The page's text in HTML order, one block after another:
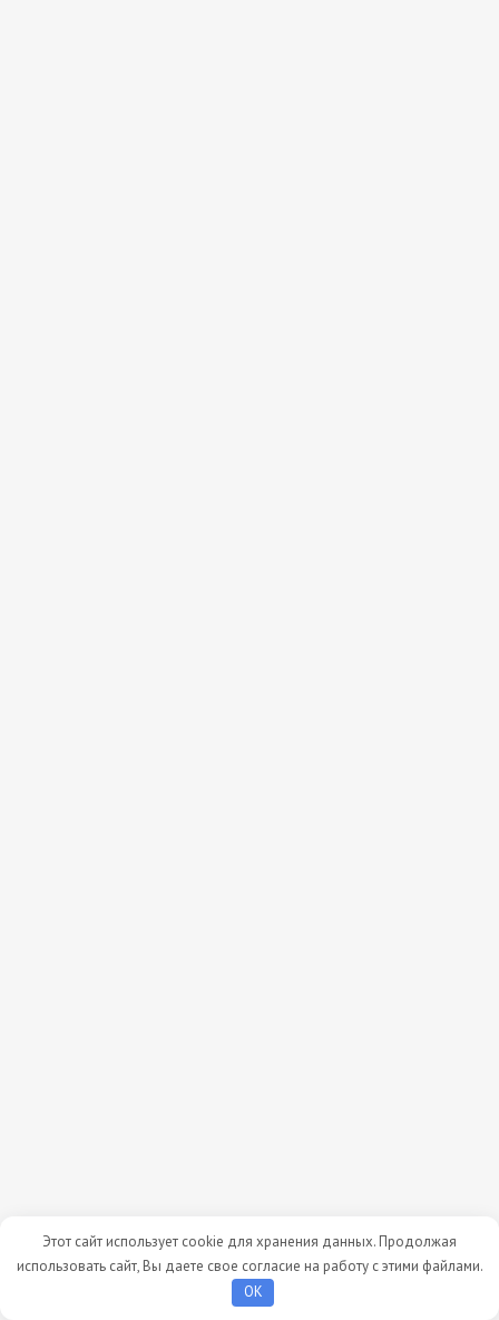
Этот сайт использует cookie для хранения данных. Продолжая
использовать сайт, Вы даете свое согласие на работу с этими файлами.
OK